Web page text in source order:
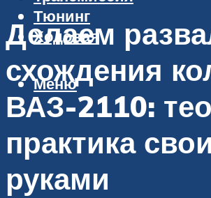
Тюнинг
Ходовая
Меню
Делаем
схождения
ВАЗ-2110:
практика
руками